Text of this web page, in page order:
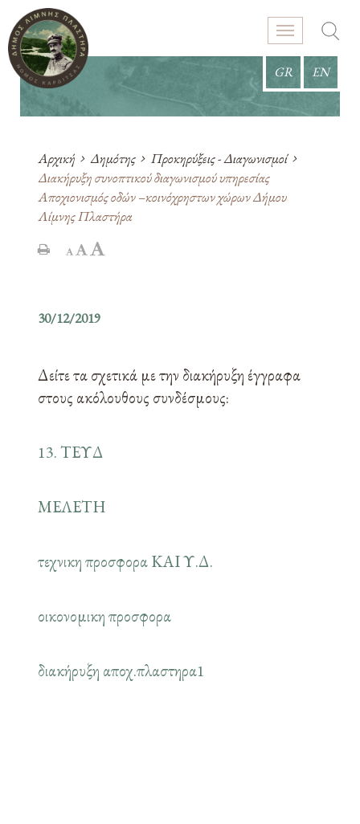
GR EN
Αρχική Δημότης
Προκηρύξεις - Διαγωνισμοί
Διακήρυξη συνοπτικού διαγωνισμού υπηρεσίας
Αποχιονισμός οδών –κοινόχρηστων χώρων Δήμου
Λίμνης Πλαστήρα
30/12/2019
Δείτε τα σχετικά με την διακήρυξη έγγραφα
στους ακόλουθους συνδέσμους:
13. ΤΕΥΔ
ΜΕΛΕΤΗ
τεχνικη προσφορα ΚΑΙ Υ.Δ.
οικονομικη προσφορα
διακήρυξη αποχ.πλαστηρα1